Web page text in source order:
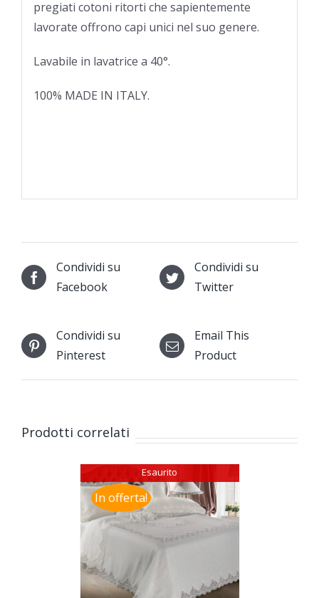
pregiati cotoni ritorti che sapientemente
lavorate offrono capi unici nel suo genere.
Lavabile in lavatrice a 40°.
100% MADE IN ITALY.
Condividi su
Facebook
Condividi su
Twitter
Condividi su
Pinterest
Email This
Product
Prodotti correlati
In offerta!
Esaurito